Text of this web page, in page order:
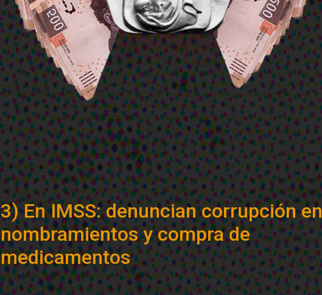
3) En IMSS: denuncian corrupción en
nombramientos y compra de
medicamentos